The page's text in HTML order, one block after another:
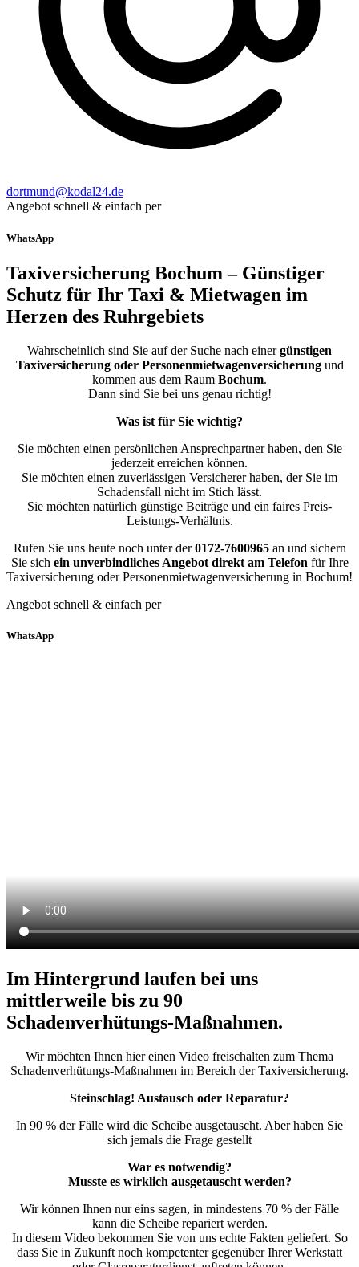
dortmund@kodal24.de
Angebot schnell & einfach per
WhatsApp
Taxiversicherung Bochum – Günstiger
Schutz für Ihr Taxi & Mietwagen im
Herzen des Ruhrgebiets
Wahrscheinlich sind Sie auf der Suche nach einergünstigen
Taxiversicherung oder Personenmietwagenversicherungund
kommen aus dem Raum Bochum.
Dann sind Sie bei uns genau richtig!
Was ist für Sie wichtig?
Sie möchten einen persönlichen Ansprechpartner haben, den Sie
jederzeit erreichen können.
Sie möchten einen zuverlässigen Versicherer haben, der Sie im
Schadensfall nicht im Stich lässt.
Sie möchten natürlich günstige Beiträge und ein faires Preis-
Leistungs-Verhältnis.
Rufen Sie uns heute noch unter der0172-7600965an und sichern
Sie sich ein unverbindliches Angebot direkt am Telefon für Ihre
Taxiversicherung oder Personenmietwagenversicherung in Bochum!
Angebot schnell & einfach per
WhatsApp
Im Hintergrund laufen bei uns
mittlerweile bis zu 90
Schadenverhütungs-Maßnahmen.
Wir möchten Ihnen hier einen Video freischalten zum Thema
Schadenverhütungs-Maßnahmen im Bereich der Taxiversicherung.
Steinschlag! Austausch oder Reparatur?
In 90 % der Fälle wird die Scheibe ausgetauscht. Aber haben Sie
sich jemals die Frage gestellt
War es notwendig?
Musste es wirklich ausgetauscht werden?
Wir können Ihnen nur eins sagen, in mindestens 70 % der Fälle
kann die Scheibe repariert werden.
In diesem Video bekommen Sie von uns echte Fakten geliefert. So
dass Sie in Zukunft noch kompetenter gegenüber Ihrer Werkstatt